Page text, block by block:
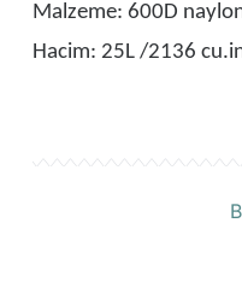
Malzeme: 600D
Hacim: 25L /2136